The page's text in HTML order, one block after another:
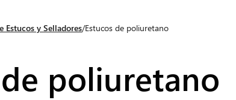
Estucos y Selladores Estucos de poliuretano
poliuretano